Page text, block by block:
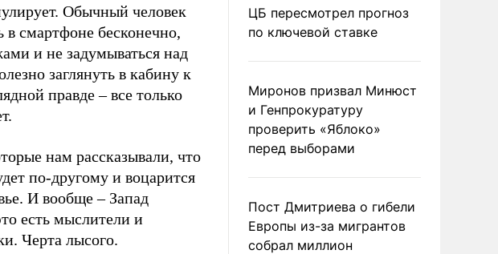
Обычный человек
смартфоне бесконечно,
и не задумываться над
заглянуть в кабину к
правде – все только
нам рассказывали, что
по-другому и воцарится
И вообще – Запад
есть мыслители и
Черта лысого.
ЦБ пересмотрел прогноз
по ключевой ставке
Миронов призвал Минюст
и Генпрокуратуру
проверить «Яблоко»
перед выборами
Пост Дмитриева о гибели
Европы из-за мигрантов
собрал миллион